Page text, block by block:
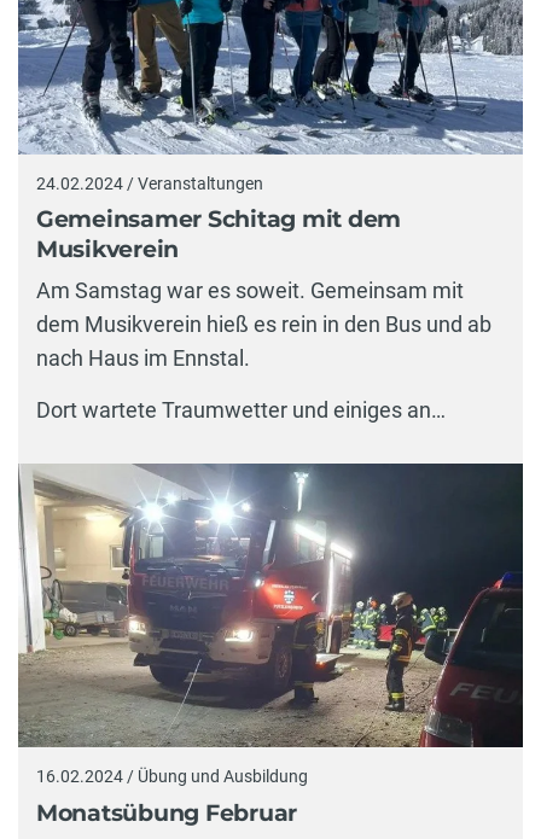
24.02.2024 / Veranstaltungen
Gemeinsamer Schitag mit dem
Musikverein
Am Samstag war es soweit. Gemeinsam mit
dem Musikverein hieß es rein in den Bus und ab
nach Haus im Ennstal.
Dort wartete Traumwetter und einiges an…
16.02.2024 / Übung und Ausbildung
Monatsübung Februar